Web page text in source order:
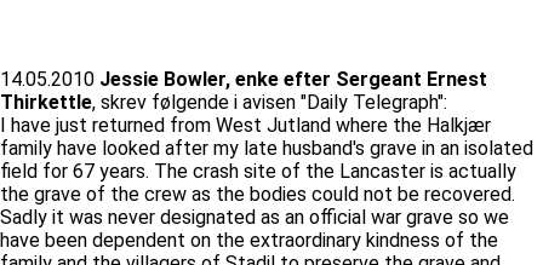
14.05.2010 Jessie Bowler, enke efter Sergeant Ernest
Thirkettle, skrev følgende i avisen "Daily Telegraph":
I have just returned from West Jutland where the Halkjær
family have looked after my late husband's grave in an isolated
field for 67 years. The crash site of the Lancaster is actually
the grave of the crew as the bodies could not be recovered.
Sadly it was never designated as an official war grave so we
have been dependent on the extraordinary kindness of the